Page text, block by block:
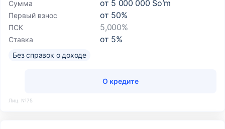
Сумма от 5 000 000 Soʻm
Первый взнос от 50%
ПСК 5,000%
Ставка от 5%
Без справок о доходе
О кредите
Лиц. №75